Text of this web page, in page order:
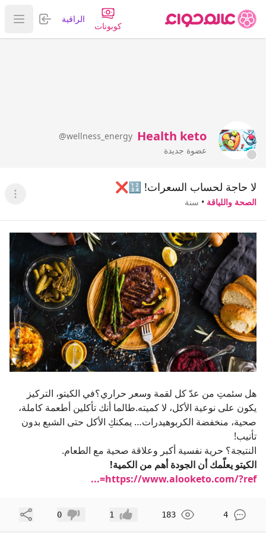
كوبونات
الراقية تسجيل
عرض
Health keto
@wellness_energy
عضوة جديدة
لا حاجة لحساب السعرات! 🔢❌
الصحة واللياقة • سنة عرض
هل سئمتِ من عدّ كل لقمة وسعر حراري؟في الكيتو، التركيز
يكون على نوعية الأكل، لا كميته.طالما أنك تأكلين أطعمة كاملة،
صحية، منخفضة الكربوهيدرات… يمكنكِ الأكل حتى الشبع بدون
تأنيب!
النتيجة؟ حرية نفسية أكبر وعلاقة صحية مع الطعام.
الكيتو يعلّمك أن الجودة أهم من الكمية!
https://www.alooketo.com/?ref=...
4
183 إعجاب 1 عدم إعجاب
0 مشاركة